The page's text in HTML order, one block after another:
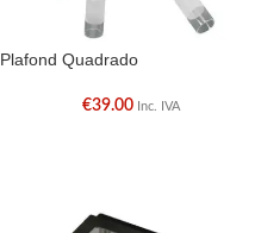
Plafond Quadrado
€39.00 Inc. IVA